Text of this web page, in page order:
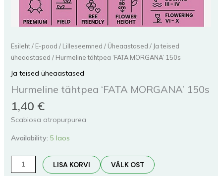
Esileht/ E-pood / Lilleseemned / Üheaastased / Ja teised
üheaastased / Hurmeline tähtpea ‘FATA MORGANA’ 150s
Ja teised üheaastased
Hurmeline tähtpea ‘FATA MORGANA’ 150s
1,40 €
Scabiosa atropurpurea
Availability: 5 laos
LISA KORVI VÄLK OST